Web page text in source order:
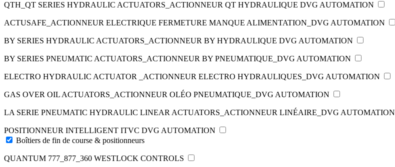
QTH_QT SERIES HYDRAULIC ACTUATORS_ACTIONNEUR QT HYDRAULIQUE DVG AUTOMATION
ACTUSAFE_ACTIONNEUR ELECTRIQUE FERMETURE MANQUE ALIMENTATION_DVG AUTOMATION
BY SERIES HYDRAULIC ACTUATORS_ACTIONNEUR BY HYDRAULIQUE DVG AUTOMATION
BY SERIES PNEUMATIC ACTUATORS_ACTIONNEUR BY PNEUMATIQUE_DVG AUTOMATION
ELECTRO HYDRAULIC ACTUATOR _ACTIONNEUR ELECTRO HYDRAULIQUES_DVG AUTOMATION
GAS OVER OIL ACTUATORS_ACTIONNEUR OLÉO PNEUMATIQUE_DVG AUTOMATION
LA SERIE PNEUMATIC HYDRAULIC LINEAR ACTUATORS_ACTIONNEUR LINÉAIRE_DVG AUTOMATION
POSITIONNEUR INTELLIGENT ITVC DVG AUTOMATION
Boîtiers de fin de course & positionneurs
QUANTUM 777_877_360 WESTLOCK CONTROLS